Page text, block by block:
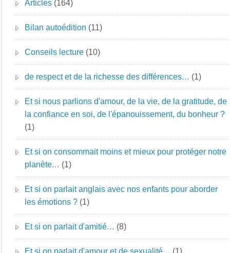
Articles (164)
Bilan autoédition (11)
Conseils lecture (10)
de respect et de la richesse des différences… (1)
Et si nous parlions d'amour, de la vie, de la gratitude, de
la confiance en soi, de l'épanouissement, du bonheur ?
(1)
Et si on consommait moins et mieux pour protéger notre
planète… (1)
Et si on parlait anglais avec nos enfants pour aborder
les émotions ? (1)
Et si on parlait d'amitié… (8)
Et si on parlait d'amour et de sexualité… (1)